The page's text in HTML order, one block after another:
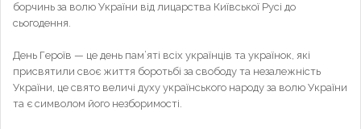
борчинь за волю України від лицарства Київської Русі до
сьогодення.
День Героїв — це день пам’яті всіх українців та українок, які
присвятили своє життя боротьбі за свободу та незалежність
України, це свято величі духу українського народу за волю України
та є символом його незборимості.